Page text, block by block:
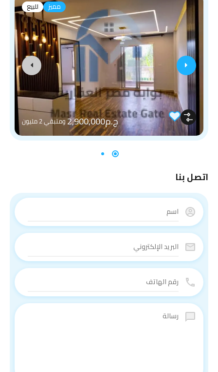
للبيع مميز
ج.م2,900,000 ومتبقي 2 مليون
اتصل بنا